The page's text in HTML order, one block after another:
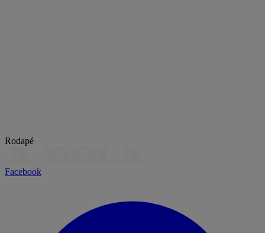
Rodapé
Facebook